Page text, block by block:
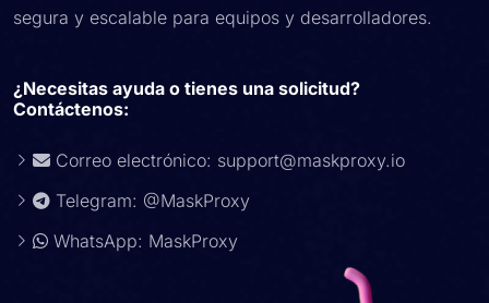
segura y escalable para equipos y desarrolladores.
¿Necesitas ayuda o tienes una solicitud?
Contáctenos:
Correo electrónico: support@maskproxy.io
Telegram: @MaskProxy
WhatsApp: MaskProxy